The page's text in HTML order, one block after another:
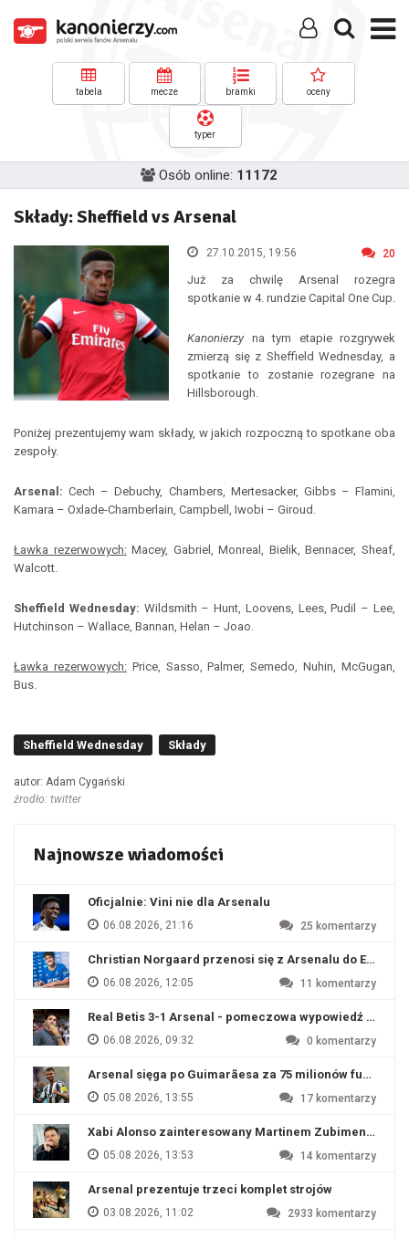
tabela mecze bramki oceny
typer
Osób online: 11172
Składy: Sheffield vs Arsenal
27.10.2015, 19:56 20
Już za chwilę Arsenal rozegra
spotkanie w 4. rundzie Capital One Cup.
Kanonierzyna tym etapie rozgrywek
zmierzą się z Sheffield Wednesday, a
spotkanie to zostanie rozegrane na
Hillsborough.
Poniżej prezentujemy wam składy, w jakich rozpoczną to spotkane oba
zespoły.
Arsenal: Cech – Debuchy, Chambers, Mertesacker, Gibbs – Flamini,
Kamara – Oxlade-Chamberlain, Campbell, Iwobi – Giroud.
Ławka rezerwowych:Macey, Gabriel, Monreal, Bielik, Bennacer, Sheaf,
Walcott.
Sheffield Wednesday: Wildsmith – Hunt, Loovens, Lees, Pudil – Lee,
Hutchinson – Wallace, Bannan, Helan – Joao.
Ławka rezerwowych:Price, Sasso, Palmer, Semedo, Nuhin, McGugan,
Bus.
Sheffield Wednesday Składy
autor: Adam Cygański
źrodło: twitter
Najnowsze wiadomości
Oficjalnie: Vini nie dla Arsenalu
06.08.2026, 21:16 25 komentarzy
Christian Norgaard przenosi się z Arsenalu do
06.08.2026, 12:05 11 komentarzy
Real Betis 3-1 Arsenal - pomeczowa wypowiedź Artety
06.08.2026, 09:32 0 komentarzy
Arsenal sięga po Guimarãesa za 75 milionów funtów
05.08.2026, 13:55 17 komentarzy
Xabi Alonso zainteresowany Martinem Zubimendim
05.08.2026, 13:53 14 komentarzy
Arsenal prezentuje trzeci komplet strojów
03.08.2026, 11:02 2933 komentarzy